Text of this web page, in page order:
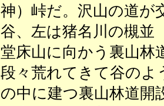
神）峠だ。沢山の道が
谷、左は猪名川の槻並
堂床山に向かう裏山林
段々荒れてきて谷の
の中に建つ裏山林道開